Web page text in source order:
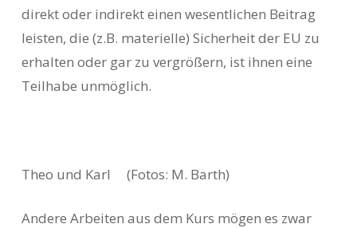
direkt oder indirekt einen wesentlichen Beitrag
leisten, die (z.B. materielle) Sicherheit der EU zu
erhalten oder gar zu vergrößern, ist ihnen eine
Teilhabe unmöglich.
Theo und Karl (Fotos: M. Barth)
Andere Arbeiten aus dem Kurs mögen es zwar